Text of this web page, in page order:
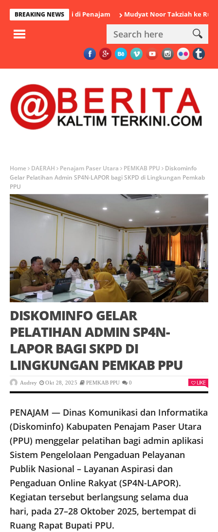
BREAKING NEWS
Polisi di Penajam Mudyat Noor Takziah ke Rumah
Home DAERAH Penajam Paser Utara PEMKAB PPU
Diskominfo
Gelar Pelatihan Admin SP4N-LAPOR bagi SKPD di Lingkungan Pemkab
PPU
DISKOMINFO GELAR
PELATIHAN ADMIN SP4N-
LAPOR BAGI SKPD DI
LINGKUNGAN PEMKAB PPU
Audrey Okt 28, 2025 PEMKAB PPU 0 LIKE
PENAJAM — Dinas Komunikasi dan Informatika
(Diskominfo) Kabupaten Penajam Paser Utara
(PPU) menggelar pelatihan bagi admin aplikasi
Sistem Pengelolaan Pengaduan Pelayanan
Publik Nasional – Layanan Aspirasi dan
Pengaduan Online Rakyat (SP4N-LAPOR).
Kegiatan tersebut berlangsung selama dua
hari, pada 27–28 Oktober 2025, bertempat di
Ruang Rapat Bupati PPU.